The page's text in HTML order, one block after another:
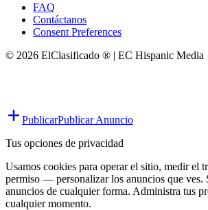
FAQ
Contáctanos
Consent Preferences
© 2026 ElClasificado ® | EC Hispanic Media
PublicarPublicar Anuncio
Tus opciones de privacidad
Usamos cookies para operar el sitio, medir el
permiso — personalizar los anuncios que ves.
anuncios de cualquier forma. Administra tus
cualquier momento.